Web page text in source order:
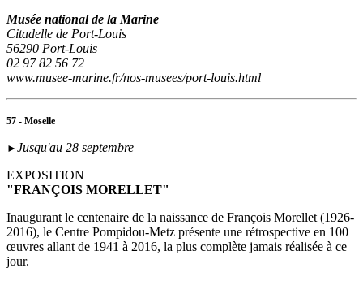
Musée national de la Marine
Citadelle de Port-Louis
56290 Port-Louis
02 97 82 56 72
www.musee-marine.fr/nos-musees/port-louis.html
57 - Moselle
► Jusqu'au 28 septembre
EXPOSITION
"FRANÇOIS MORELLET"
Inaugurant le centenaire de la naissance de François Morellet (1926-
2016), le Centre Pompidou-Metz présente une rétrospective en 100
œuvres allant de 1941 à 2016, la plus complète jamais réalisée à ce
jour.